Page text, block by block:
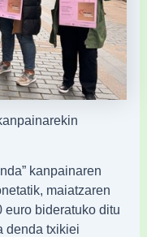
kanpainaren
maiatzaren
euro bideratuko ditu
denda txikiei